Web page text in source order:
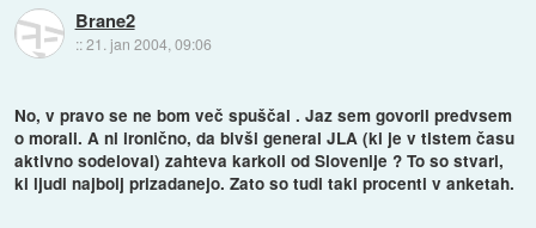
Brane2
::21. jan 2004, 09:06
No, v pravo se ne bom več spuščal . Jaz sem govoril predvsem
o morali. A ni ironično, da bivši general JLA (ki je v tistem času
aktivno sodeloval) zahteva karkoli od Slovenije ? To so stvari,
ki ljudi najbolj prizadanejo. Zato so tudi taki procenti v anketah.